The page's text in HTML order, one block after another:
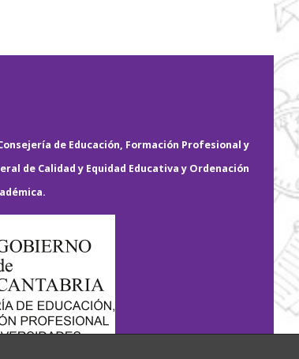
de Educación, Formación Profesional y
de Calidad y Equidad Educativa y Ordenación